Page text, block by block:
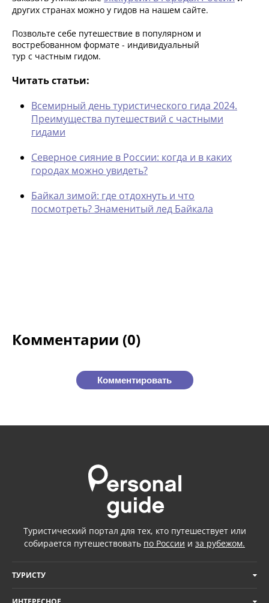
других странах можно у гидов на нашем сайте.
Позвольте себе путешествие в популярном и
востребованном формате - индивидуальный
тур с частным гидом.
Читать статьи:
Всемирный день туристического гида 2024.
Преимущества путешествий с частными
гидами
Северное сияние в России: когда и в каких
городах можно увидеть?
Байкал зимой: где отдохнуть и что
посмотреть? Знаменитый лед Байкала
Комментарии (0)
Комментировать
Туристический портал для тех, кто путешествует или
собирается путешествовать по России и за рубежом.
ТУРИСТУ